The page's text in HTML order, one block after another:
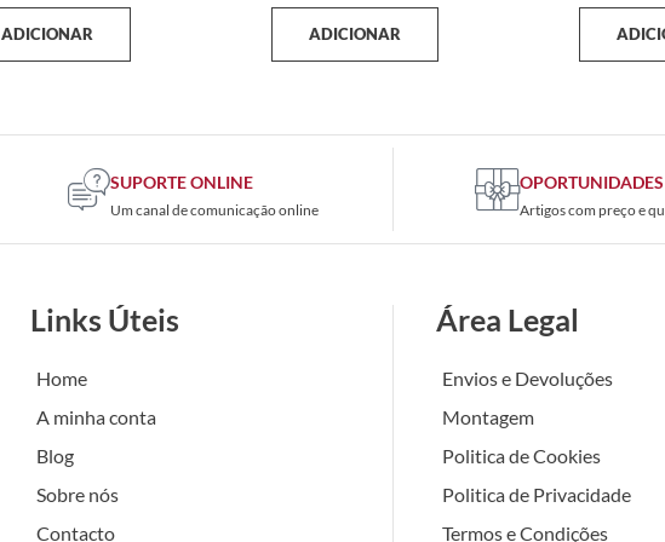
ADICIONAR ADICIONAR
SUPORTE ONLINE
Um canal de comunicação online
OPORTUNIDADES
Artigos com preço e
Links Úteis
Home
A minha conta
Blog
Sobre nós
Contacto
Área Legal
Envios e Devoluções
Montagem
Politica de Cookies
Politica de Privacidade
Termos e Condições